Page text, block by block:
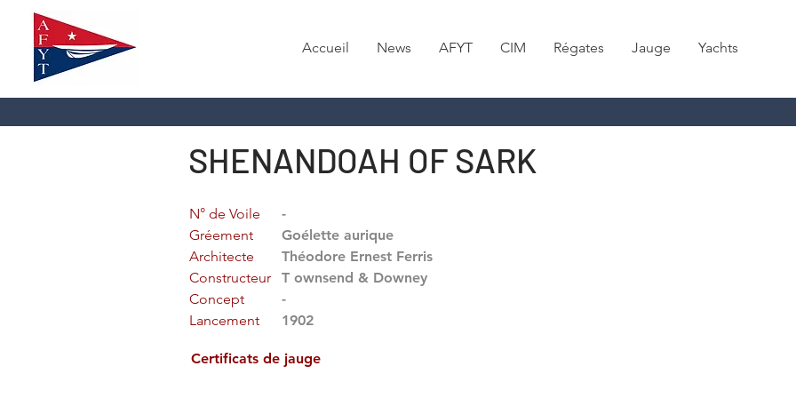
Accueil News AFYT CIM Régates Jauge Yachts
SHENANDOAH OF SARK
N° de Voile
-
Gréement
Goélette aurique
Architecte
Théodore Ernest Ferris
Constructeur
T ownsend & Downey
Concept
-
Lancement
1902
Certificats de jauge